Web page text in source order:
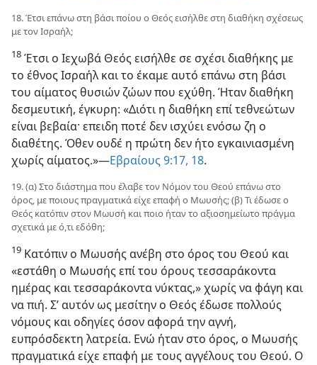
18. Έτσι επάνω στη βάσι ποίου ο Θεός εισήλθε στη διαθήκη σχέσεως
με τον Ισραήλ;
18 Έτσι ο Ιεχωβά Θεός εισήλθε σε σχέσι διαθήκης με
το έθνος Ισραήλ και το έκαμε αυτό επάνω στη βάσι
του αίματος θυσιών ζώων που εχύθη. Ήταν διαθήκη
δεσμευτική, έγκυρη: «Διότι η διαθήκη επί τεθνεώτων
είναι βεβαία· επειδη ποτέ δεν ισχύει ενόσω ζη ο
διαθέτης. Όθεν ουδέ η πρώτη δεν ήτο εγκαινιασμένη
χωρίς αίματος.»—Εβραίους 9:17, 18.
19. (α) Στο διάστημα που έλαβε τον Νόμον του Θεού επάνω στο
όρος, με ποιους πραγματικά είχε επαφή ο Μωυσής; (β) Τι έδωσε ο
Θεός κατόπιν στον Μωυσή και ποιο ήταν το αξιοσημείωτο πράγμα
σχετικά με ό,τι εδόθη;
19 Κατόπιν ο Μωυσής ανέβη στο όρος του Θεού και
«εστάθη ο Μωυσής επί του όρους τεσσαράκοντα
ημέρας και τεσσαράκοντα νύκτας,» χωρίς να φάγη και
να πιή. Σ’ αυτόν ως μεσίτην ο Θεός έδωσε πολλούς
νόμους και οδηγίες όσον αφορά την αγνή,
ευπρόσδεκτη λατρεία. Ενώ ήταν στο όρος, ο Μωυσής
πραγματικά είχε επαφή με τους αγγέλους του Θεού. Ο